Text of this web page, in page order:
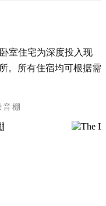
室住宅为深度投入现
。所有住宿均可根据需
音棚